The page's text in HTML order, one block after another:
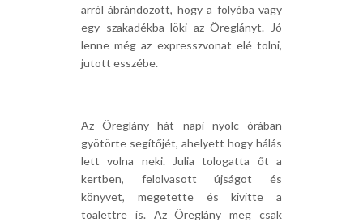
arról ábrándozott, hogy a folyóba vagy
egy szakadékba löki az Öreglányt. Jó
lenne még az expresszvonat elé tolni,
jutott esszébe.
Az Öreglány hát napi nyolc órában
gyötörte segítőjét, ahelyett hogy hálás
lett volna neki. Julia tologatta őt a
kertben, felolvasott újságot és
könyvet, megetette és kivitte a
toalettre is. Az Öreglány meg csak